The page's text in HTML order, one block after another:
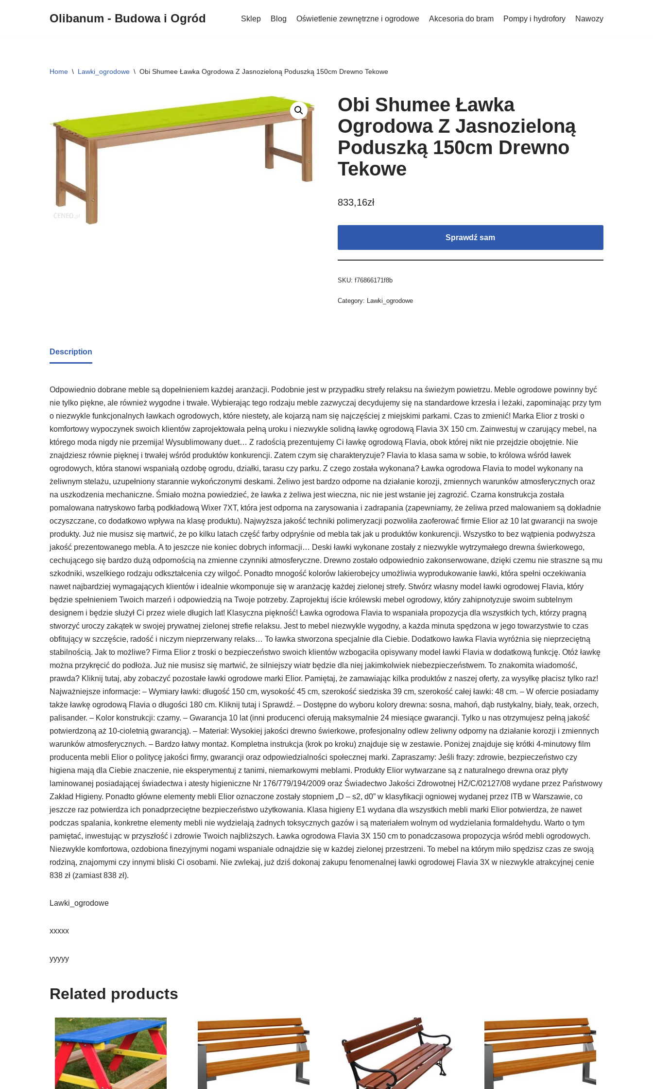
Olibanum - Budowa i Ogród Sklep Blog Oświetlenie zewnętrzne i ogrodowe Akcesoria do bram Pompy i hydrofory Nawozy
Home \ Lawki_ogrodowe \ Obi Shumee Ławka Ogrodowa Z Jasnozieloną Poduszką 150cm Drewno Tekowe
Obi Shumee Ławka
Ogrodowa Z Jasnozieloną
Poduszką 150cm Drewno
Tekowe
833,16zł
Sprawdź sam
SKU: f76866171f8b
Category: Lawki_ogrodowe
Description
Odpowiednio dobrane meble są dopełnieniem każdej aranżacji. Podobnie jest w przypadku strefy relaksu na świeżym powietrzu. Meble ogrodowe powinny być
nie tylko piękne, ale również wygodne i trwałe. Wybierając tego rodzaju meble zazwyczaj decydujemy się na standardowe krzesła i leżaki, zapominając przy tym
o niezwykle funkcjonalnych ławkach ogrodowych, które niestety, ale kojarzą nam się najczęściej z miejskimi parkami. Czas to zmienić! Marka Elior z troski o
komfortowy wypoczynek swoich klientów zaprojektowała pełną uroku i niezwykle solidną ławkę ogrodową Flavia 3X 150 cm. Zainwestuj w czarujący mebel, na
którego moda nigdy nie przemija! Wysublimowany duet… Z radością prezentujemy Ci ławkę ogrodową Flavia, obok której nikt nie przejdzie obojętnie. Nie
znajdziesz równie pięknej i trwałej wśród produktów konkurencji. Zatem czym się charakteryzuje? Flavia to klasa sama w sobie, to królowa wśród ławek
ogrodowych, która stanowi wspaniałą ozdobę ogrodu, działki, tarasu czy parku. Z czego została wykonana? Ławka ogrodowa Flavia to model wykonany na
żeliwnym stelażu, uzupełniony starannie wykończonymi deskami. Żeliwo jest bardzo odporne na działanie korozji, zmiennych warunków atmosferycznych oraz
na uszkodzenia mechaniczne. Śmiało można powiedzieć, że ławka z żeliwa jest wieczna, nic nie jest wstanie jej zagrozić. Czarna konstrukcja została
pomalowana natryskowo farbą podkładową Wixer 7XT, która jest odporna na zarysowania i zadrapania (zapewniamy, że żeliwa przed malowaniem są dokładnie
oczyszczane, co dodatkowo wpływa na klasę produktu). Najwyższa jakość techniki polimeryzacji pozwoliła zaoferować firmie Elior aż 10 lat gwarancji na swoje
produkty. Już nie musisz się martwić, że po kilku latach część farby odpryśnie od mebla tak jak u produktów konkurencji. Wszystko to bez wątpienia podwyższa
jakość prezentowanego mebla. A to jeszcze nie koniec dobrych informacji… Deski ławki wykonane zostały z niezwykle wytrzymałego drewna świerkowego,
cechującego się bardzo dużą odpornością na zmienne czynniki atmosferyczne. Drewno zostało odpowiednio zakonserwowane, dzięki czemu nie straszne są mu
szkodniki, wszelkiego rodzaju odkształcenia czy wilgoć. Ponadto mnogość kolorów lakierobejcy umożliwia wyprodukowanie ławki, która spełni oczekiwania
nawet najbardziej wymagających klientów i idealnie wkomponuje się w aranżację każdej zielonej strefy. Stwórz własny model ławki ogrodowej Flavia, który
będzie spełnieniem Twoich marzeń i odpowiedzią na Twoje potrzeby. Zaprojektuj iście królewski mebel ogrodowy, który zahipnotyzuje swoim subtelnym
designem i będzie służył Ci przez wiele długich lat! Klasyczna piękność! Ławka ogrodowa Flavia to wspaniała propozycja dla wszystkich tych, którzy pragną
stworzyć uroczy zakątek w swojej prywatnej zielonej strefie relaksu. Jest to mebel niezwykle wygodny, a każda minuta spędzona w jego towarzystwie to czas
obfitujący w szczęście, radość i niczym nieprzerwany relaks… To ławka stworzona specjalnie dla Ciebie. Dodatkowo ławka Flavia wyróżnia się nieprzeciętną
stabilnością. Jak to możliwe? Firma Elior z troski o bezpieczeństwo swoich klientów wzbogaciła opisywany model ławki Flavia w dodatkową funkcję. Otóż ławkę
można przykręcić do podłoża. Już nie musisz się martwić, że silniejszy wiatr będzie dla niej jakimkolwiek niebezpieczeństwem. To znakomita wiadomość,
prawda? Kliknij tutaj, aby zobaczyć pozostałe ławki ogrodowe marki Elior. Pamiętaj, że zamawiając kilka produktów z naszej oferty, za wysyłkę płacisz tylko raz!
Najważniejsze informacje: – Wymiary ławki: długość 150 cm, wysokość 45 cm, szerokość siedziska 39 cm, szerokość całej ławki: 48 cm. – W ofercie posiadamy
także ławkę ogrodową Flavia o długości 180 cm. Kliknij tutaj i Sprawdź. – Dostępne do wyboru kolory drewna: sosna, mahoń, dąb rustykalny, biały, teak, orzech,
palisander. – Kolor konstrukcji: czarny. – Gwarancja 10 lat (inni producenci oferują maksymalnie 24 miesiące gwarancji. Tylko u nas otrzymujesz pełną jakość
potwierdzoną aż 10-cioletnią gwarancją). – Materiał: Wysokiej jakości drewno świerkowe, profesjonalny odlew żeliwny odporny na działanie korozji i zmiennych
warunków atmosferycznych. – Bardzo łatwy montaż. Kompletna instrukcja (krok po kroku) znajduje się w zestawie. Poniżej znajduje się krótki 4-minutowy film
producenta mebli Elior o politycę jakości firmy, gwarancji oraz odpowiedzialności społecznej marki. Zapraszamy: Jeśli frazy: zdrowie, bezpieczeństwo czy
higiena mają dla Ciebie znaczenie, nie eksperymentuj z tanimi, niemarkowymi meblami. Produkty Elior wytwarzane są z naturalnego drewna oraz płyty
laminowanej posiadającej świadectwa i atesty higieniczne Nr 176/779/194/2009 oraz Świadectwo Jakości Zdrowotnej HŻ/C/02127/08 wydane przez Państwowy
Zakład Higieny. Ponadto główne elementy mebli Elior oznaczone zostały stopniem „D – s2, d0” w klasyfikacji ogniowej wydanej przez ITB w Warszawie, co
jeszcze raz potwierdza ich ponadprzeciętne bezpieczeństwo użytkowania. Klasa higieny E1 wydana dla wszystkich mebli marki Elior potwierdza, że nawet
podczas spalania, konkretne elementy mebli nie wydzielają żadnych toksycznych gazów i są materiałem wolnym od wydzielania formaldehydu. Warto o tym
pamiętać, inwestując w przyszłość i zdrowie Twoich najbliższych. Ławka ogrodowa Flavia 3X 150 cm to ponadczasowa propozycja wśród mebli ogrodowych.
Niezwykle komfortowa, ozdobiona finezyjnymi nogami wspaniale odnajdzie się w każdej zielonej przestrzeni. To mebel na którym miło spędzisz czas ze swoją
rodziną, znajomymi czy innymi bliski Ci osobami. Nie zwlekaj, już dziś dokonaj zakupu fenomenalnej ławki ogrodowej Flavia 3X w niezwykle atrakcyjnej cenie
838 zł (zamiast 838 zł).
Lawki_ogrodowe
xxxxx
yyyyy
Related products